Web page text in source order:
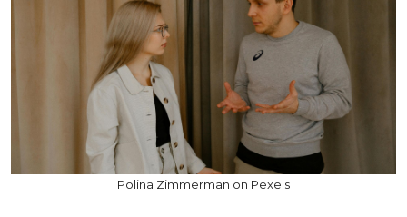
Polina Zimmerman on Pexels